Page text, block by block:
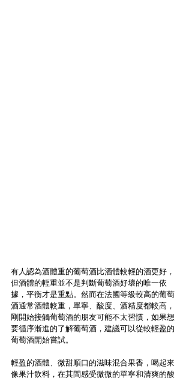
有人認為酒體重的葡萄酒比酒體較輕的酒更好，
但酒體的輕重並不是判斷葡萄酒好壞的唯一依
據，平衡才是重點。然而在法國等級較高的葡萄
酒通常酒體較重，單寧、酸度、酒精度都較高，
剛開始接觸葡萄酒的朋友可能不太習慣，如果想
要循序漸進的了解葡萄酒，建議可以從較輕盈的
葡萄酒開始嘗試。
輕盈的酒體、微甜順口的滋味混合果香，喝起來
像果汁飲料，在其間感受微微的單寧和清爽的酸